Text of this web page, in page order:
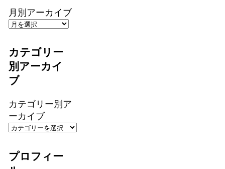
月別アーカイブ
カテゴリー
別アーカイ
ブ
カテゴリー別ア
ーカイブ
プロフィー